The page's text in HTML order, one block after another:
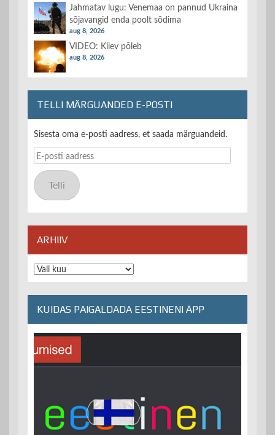
Jahmatav lugu: Venemaa on pannud Ukraina
sõjavangid enda poolt sõdima
aug 8, 2026
VIDEO: Kiiev põleb
aug 8, 2026
TELLI MÄRGUANDED E-POSTI
Sisesta oma e-posti aadress, et saada märguandeid.
E-
posti
aadress
Telli
ARHIIV
Arhiiv
KUIDAS PAIGALDADA EESTINENI ÄPP